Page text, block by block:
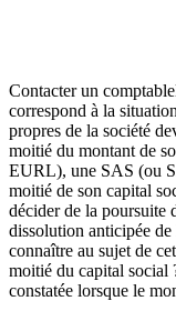
Contacter un
correspond à la
propres de la société
moitié du montant de
EURL), une SAS (ou
moitié de son capital
décider de la poursuite
dissolution anticipée
connaître au sujet de
moitié du capital social
constatée lorsque le